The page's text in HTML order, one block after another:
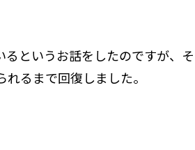
というお話をしたのですが、そ
るまで回復しました。